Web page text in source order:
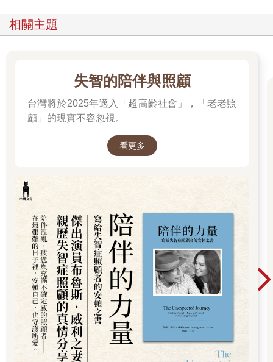
相關主題
失智的陪伴與照顧
台灣將於2025年邁入「超高齡社會」，「老老照
顧」的現實不容忽視。
看更多